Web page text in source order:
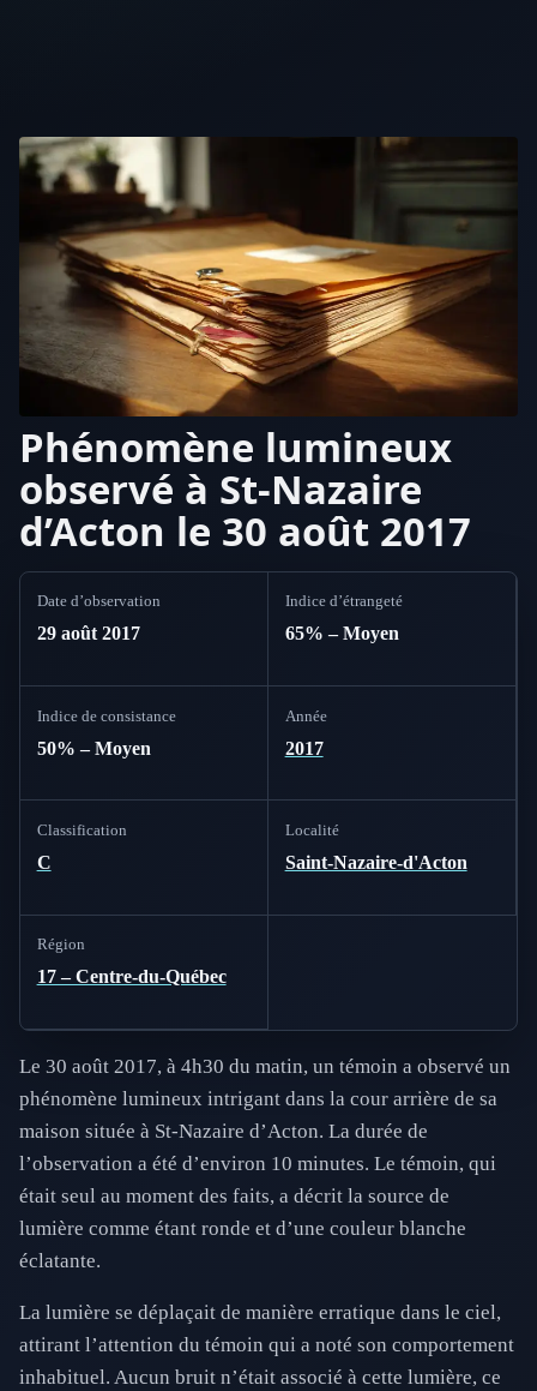
Phénomène lumineux
observé à St-Nazaire
d’Acton le 30 août 2017
Date d’observation
29 août 2017
Indice d’étrangeté
65% – Moyen
Indice de consistance
50% – Moyen
Année
2017
Classification
C
Localité
Saint-Nazaire-d'Acton
Région
17 – Centre-du-Québec
Le 30 août 2017, à 4h30 du matin, un témoin a observé un
phénomène lumineux intrigant dans la cour arrière de sa
maison située à St-Nazaire d’Acton. La durée de
l’observation a été d’environ 10 minutes. Le témoin, qui
était seul au moment des faits, a décrit la source de
lumière comme étant ronde et d’une couleur blanche
éclatante.
La lumière se déplaçait de manière erratique dans le ciel,
attirant l’attention du témoin qui a noté son comportement
inhabituel. Aucun bruit n’était associé à cette lumière, ce